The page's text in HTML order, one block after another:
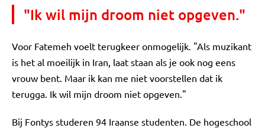
"Ik wil mijn droom niet opgeven."
Voor Fatemeh voelt terugkeer onmogelijk. "Als muzikant
is het al moeilijk in Iran, laat staan als je ook nog eens
vrouw bent. Maar ik kan me niet voorstellen dat ik
terugga. Ik wil mijn droom niet opgeven."
Bij Fontys studeren 94 Iraanse studenten. De hogeschool